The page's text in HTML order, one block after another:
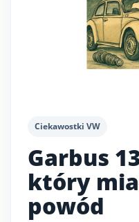
Ciekawostki VW
Garbus
który
powód